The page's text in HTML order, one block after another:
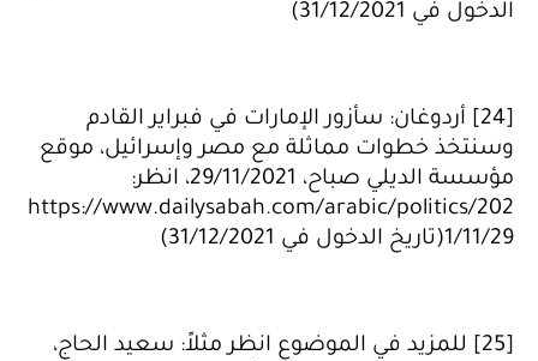
الدخول في 31/12/2021)
[24] أردوغان: سأزور الإمارات في فبراير القادم
وسنتخذ خطوات مماثلة مع مصر وإسرائيل، موقع
مؤسسة الديلي صباح، 29/11/2021، انظر:
https://www.dailysabah.com/arabic/politics/202
1/11/29(تاريخ الدخول في 31/12/2021)
[25] للمزيد في الموضوع انظر مثلاً: سعيد الحاج،